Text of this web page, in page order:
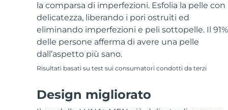
la comparsa di imperfezioni. Esfolia la pelle con
delicatezza, liberando i pori ostruiti ed
eliminando imperfezioni e peli sottopelle. Il 91%
delle persone afferma di avere una pelle
dall’aspetto più sano.
Risultati basati su test sui consumatori condotti da terzi
Design migliorato
CHI SIAMO